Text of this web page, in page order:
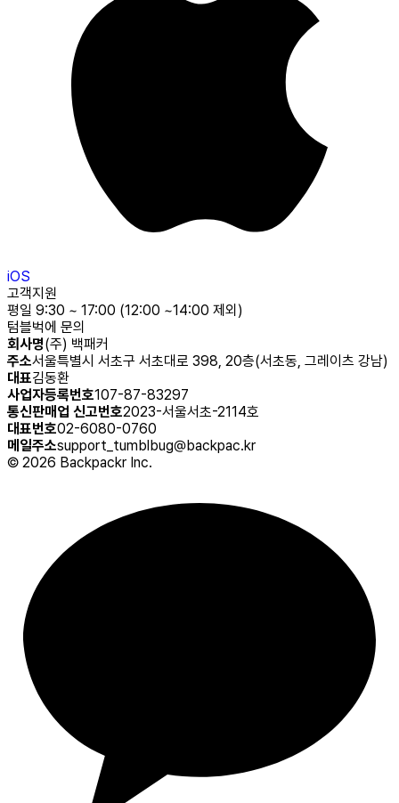
iOS
고객지원
평일 9:30 ~ 17:00 (12:00 ~14:00 제외)
텀블벅에 문의
회사명(주) 백패커
주소서울특별시 서초구 서초대로 398, 20층(서초동, 그레이츠 강남)
대표김동환
사업자등록번호107-87-83297
통신판매업 신고번호2023-서울서초-2114호
대표번호02-6080-0760
메일주소support_tumblbug@backpac.kr
© 2026 Backpackr Inc.